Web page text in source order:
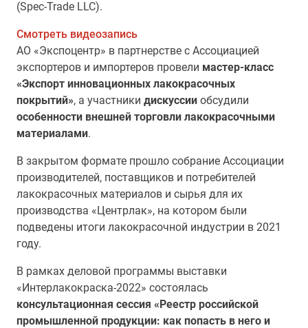
(Spec-Trade LLC).
Смотреть видеозапись
АО «Экспоцентр» в партнерстве с Ассоциацией
экспортеров и импортеров провели мастер-класс
«Экспорт инновационных лакокрасочных
покрытий», а участники дискуссии обсудили
особенности внешней торговли лакокрасочными
материалами.
В закрытом формате прошло собрание Ассоциации
производителей, поставщиков и потребителей
лакокрасочных материалов и сырья для их
производства «Центрлак», на котором были
подведены итоги лакокрасочной индустрии в 2021
году.
В рамках деловой программы выставки
«Интерлакокраска-2022» состоялась
консультационная сессия «Реестр российской
промышленной продукции: как попасть в него и